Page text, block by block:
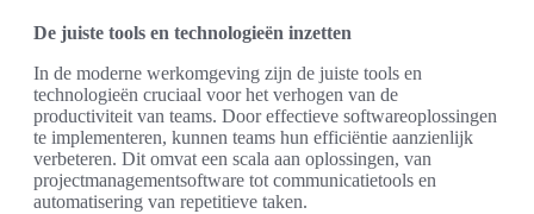
De juiste tools en technologieën inzetten
In de moderne werkomgeving zijn de juiste tools en
technologieën cruciaal voor het verhogen van de
productiviteit van teams. Door effectieve softwareoplossingen
te implementeren, kunnen teams hun efficiëntie aanzienlijk
verbeteren. Dit omvat een scala aan oplossingen, van
projectmanagementsoftware tot communicatietools en
automatisering van repetitieve taken.